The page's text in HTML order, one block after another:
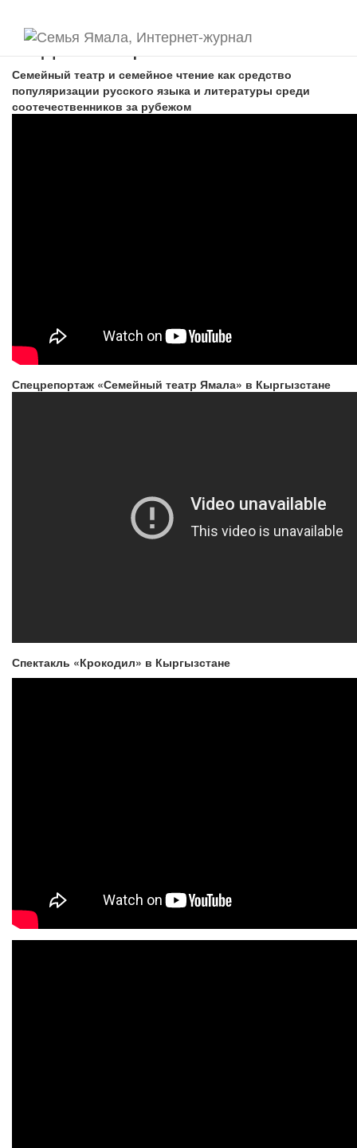
Видеогалерея
Семейный театр и семейное чтение как средство
популяризации русского языка и литературы среди
соотечественников за рубежом
Спецрепортаж «Семейный театр Ямала» в Кыргызстане
Спектакль «Крокодил» в Кыргызстане